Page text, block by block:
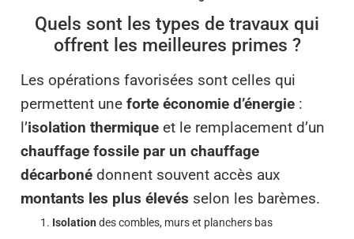
Quels sont les types de travaux qui
offrent les meilleures primes ?
Les opérations favorisées sont celles qui
permettent une forte économie d’énergie :
l’isolation thermique et le remplacement d’un
chauffage fossile par un chauffage
décarboné donnent souvent accès aux
montants les plus élevés selon les barèmes.
Isolation des combles, murs et planchers bas